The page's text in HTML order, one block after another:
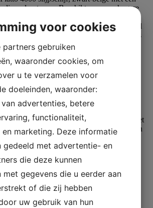
voor cookies
partners gebruiken
waaronder cookies, om
u te verzamelen voor
doeleinden, waaronder:
advertenties, betere
functionaliteit,
marketing. Deze informatie
gedeeld met advertentie- en
die deze kunnen
met gegevens die u eerder aan
of die zij hebben
uw gebruik van hun